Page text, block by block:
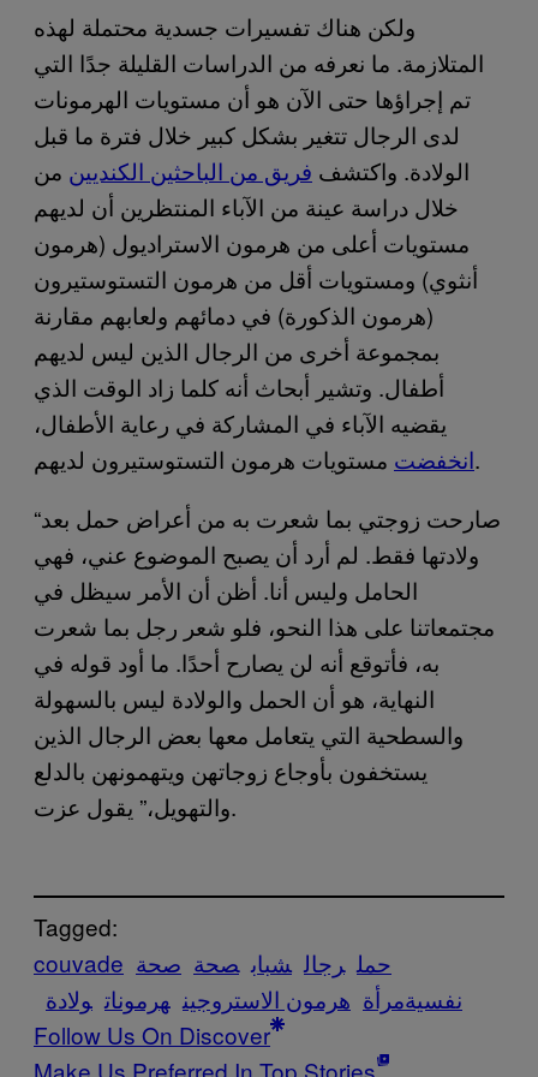
ولكن هناك تفسيرات جسدية محتملة لهذه
المتلازمة. ما نعرفه من الدراسات القليلة جدًا التي
تم إجراؤها حتى الآن هو أن مستويات الهرمونات
لدى الرجال تتغير بشكل كبير خلال فترة ما قبل
الولادة. واكتشف فريق من الباحثين الكنديين من
خلال دراسة عينة من الآباء المنتظرين أن لديهم
مستويات أعلى من هرمون الاستراديول (هرمون
أنثوي) ومستويات أقل من هرمون التستوستيرون
(هرمون الذكورة) في دمائهم ولعابهم مقارنة
بمجموعة أخرى من الرجال الذين ليس لديهم
أطفال. وتشير أبحاث أنه كلما زاد الوقت الذي
يقضيه الآباء في المشاركة في رعاية الأطفال،
انخفضتمستويات هرمون التستوستيرون لديهم.
“صارحت زوجتي بما شعرت به من أعراض حمل بعد
ولادتها فقط. لم أرد أن يصبح الموضوع عني، فهي
الحامل وليس أنا. أظن أن الأمر سيظل في
مجتمعاتنا على هذا النحو، فلو شعر رجل بما شعرت
به، فأتوقع أنه لن يصارح أحدًا. ما أود قوله في
النهاية، هو أن الحمل والولادة ليس بالسهولة
والسطحية التي يتعامل معها بعض الرجال الذين
يستخفون بأوجاع زوجاتهن ويتهمونهن بالدلع
والتهويل،” يقول عزت.
Tagged:
couvade
حمل رجال شباب صحة صحة
نفسيةمرأة هرمون الاستروجين هرمونات ولادة
Follow Us On Discover